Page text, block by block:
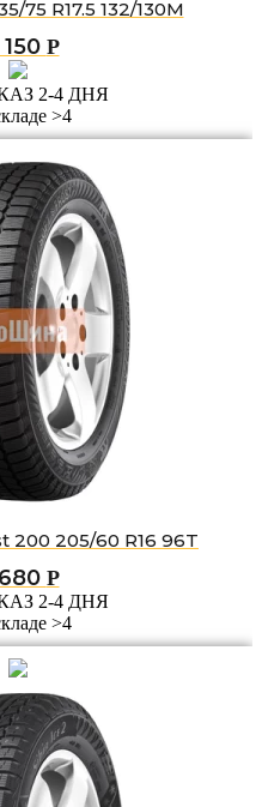
75 R17.5 132/130M
150 Р
2-4 ДНЯ
>4
200 205/60 R16 96T
Р
2-4 ДНЯ
>4